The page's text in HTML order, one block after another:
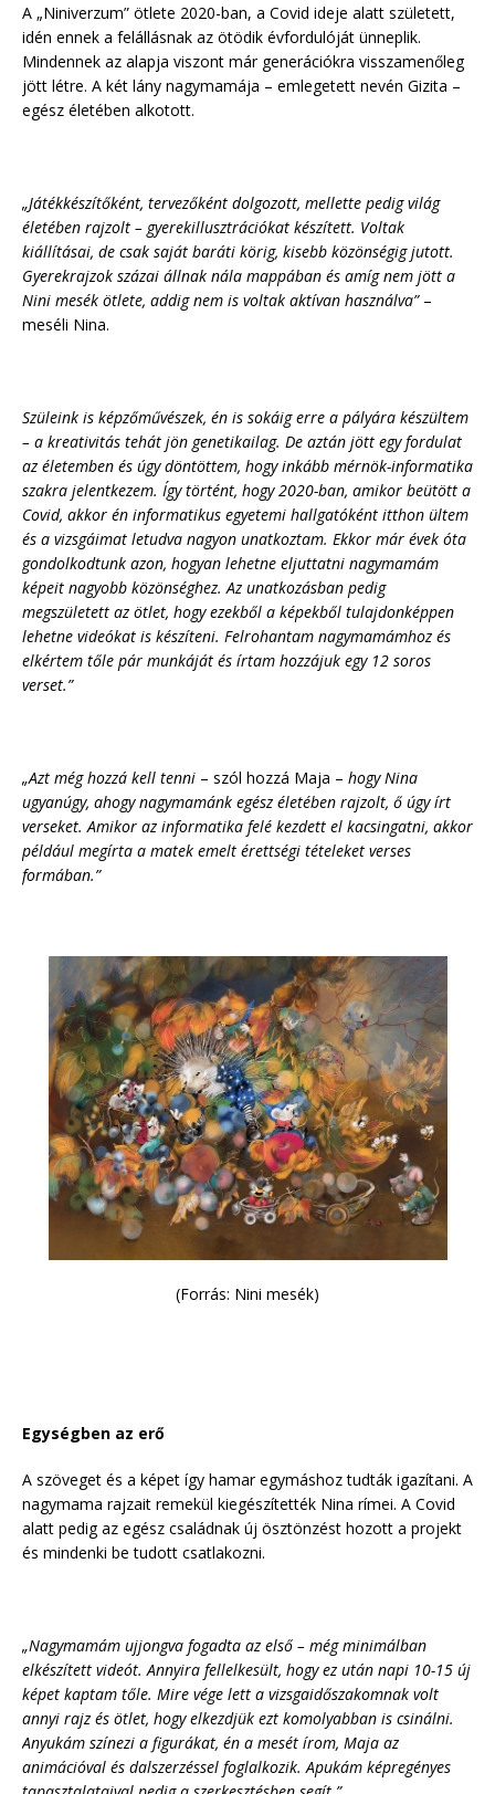
A „Niniverzum” ötlete 2020-ban, a Covid ideje alatt született,
idén ennek a felállásnak az ötödik évfordulóját ünneplik.
Mindennek az alapja viszont már generációkra visszamenőleg
jött létre. A két lány nagymamája – emlegetett nevén Gizita –
egész életében alkotott.
„Játékkészítőként, tervezőként dolgozott, mellette pedig világ
életében rajzolt – gyerekillusztrációkat készített. Voltak
kiállításai, de csak saját baráti körig, kisebb közönségig jutott.
Gyerekrajzok százai állnak nála mappában és amíg nem jött a
Nini mesék ötlete, addig nem is voltak aktívan használva” –
meséli Nina.
Szüleink is képzőművészek, én is sokáig erre a pályára készültem
– a kreativitás tehát jön genetikailag. De aztán jött egy fordulat
az életemben és úgy döntöttem, hogy inkább mérnök-informatika
szakra jelentkezem. Így történt, hogy 2020-ban, amikor beütött a
Covid, akkor én informatikus egyetemi hallgatóként itthon ültem
és a vizsgáimat letudva nagyon unatkoztam. Ekkor már évek óta
gondolkodtunk azon, hogyan lehetne eljuttatni nagymamám
képeit nagyobb közönséghez. Az unatkozásban pedig
megszületett az ötlet, hogy ezekből a képekből tulajdonképpen
lehetne videókat is készíteni. Felrohantam nagymamámhoz és
elkértem tőle pár munkáját és írtam hozzájuk egy 12 soros
verset.”
„Azt még hozzá kell tenni – szól hozzá Maja – hogy Nina
ugyanúgy, ahogy nagymamánk egész életében rajzolt, ő úgy írt
verseket. Amikor az informatika felé kezdett el kacsingatni, akkor
például megírta a matek emelt érettségi tételeket verses
formában.”
(Forrás: Nini mesék)
Egységben az erő
A szöveget és a képet így hamar egymáshoz tudták igazítani. A
nagymama rajzait remekül kiegészítették Nina rímei. A Covid
alatt pedig az egész családnak új ösztönzést hozott a projekt
és mindenki be tudott csatlakozni.
„Nagymamám ujjongva fogadta az első – még minimálban
elkészített videót. Annyira fellelkesült, hogy ez után napi 10-15 új
képet kaptam tőle. Mire vége lett a vizsgaidőszakomnak volt
annyi rajz és ötlet, hogy elkezdjük ezt komolyabban is csinálni.
Anyukám színezi a figurákat, én a mesét írom, Maja az
animációval és dalszerzéssel foglalkozik. Apukám képregényes